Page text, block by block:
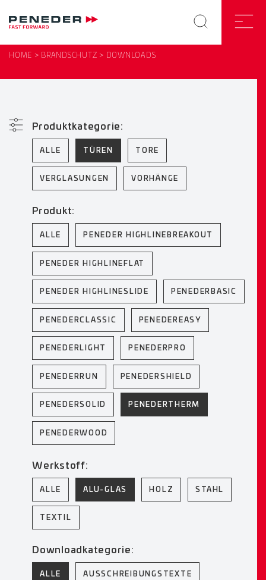
HOME BRANDSCHUTZ DOWNLOADS
Produktkategorie:
ALLE TÜREN TORE
VERGLASUNGEN VORHÄNGE
Produkt:
ALLE PENEDER HIGHLINEBREAKOUT
PENEDER HIGHLINEFLAT
PENEDER HIGHLINESLIDE PENEDERBASIC
PENEDERCLASSIC PENEDEREASY
PENEDERLIGHT PENEDERPRO
PENEDERRUN PENEDERSHIELD
PENEDERSOLID PENEDERTHERM
PENEDERWOOD
Werkstoff:
ALLE ALU-GLAS HOLZ STAHL
TEXTIL
Downloadkategorie:
ALLE AUSSCHREIBUNGSTEXTE